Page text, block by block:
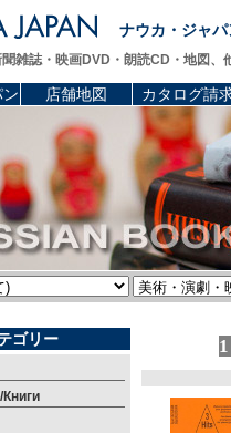
ナウカ・ジャパ
聞雑誌・映画DVD・朗読CD・地図
店舗地図 カタログ請
ゴリー
Книги
1